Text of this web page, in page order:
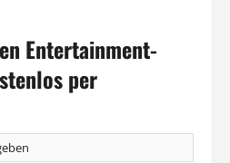
Entertainment-
per